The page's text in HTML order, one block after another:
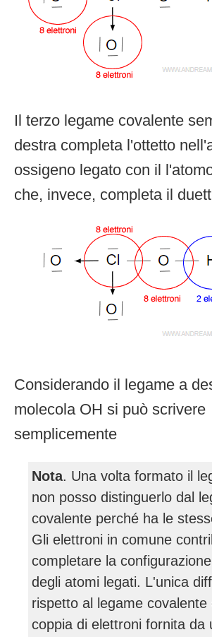
Il terzo legame covalente
destra completa l'ottetto
ossigeno legato con il
che, invece, completa il
Considerando il legame a
molecola OH si può scrivere
semplicemente
Nota. Una volta formato il
non posso distinguerlo dal
covalente perché ha le
Gli elettroni in comune
completare la
degli atomi legati. L'unica
rispetto al legame covalente
coppia di elettroni fornita da